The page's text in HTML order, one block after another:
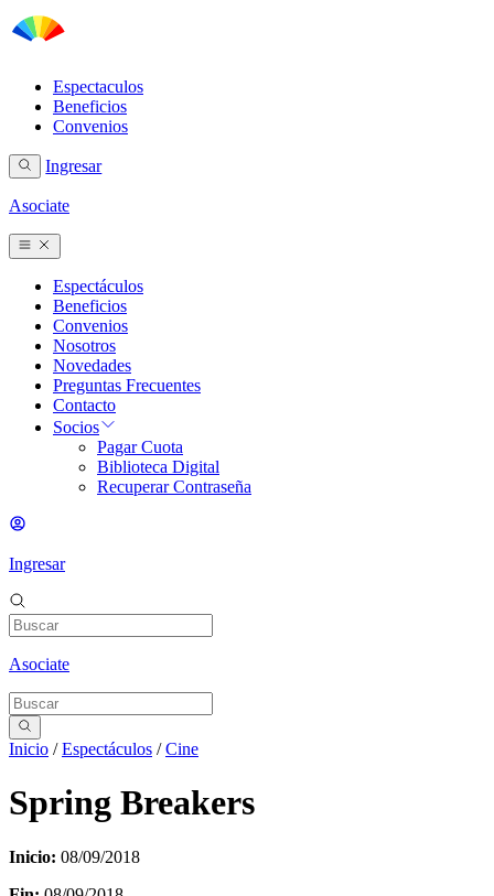
Espectaculos
Beneficios
Convenios
Ingresar
Asociate
Espectáculos
Beneficios
Convenios
Nosotros
Novedades
Preguntas Frecuentes
Contacto
Socios
Pagar Cuota
Biblioteca Digital
Recuperar Contraseña
Ingresar
Asociate
Inicio /Espectáculos /Cine
Spring Breakers
Inicio: 08/09/2018